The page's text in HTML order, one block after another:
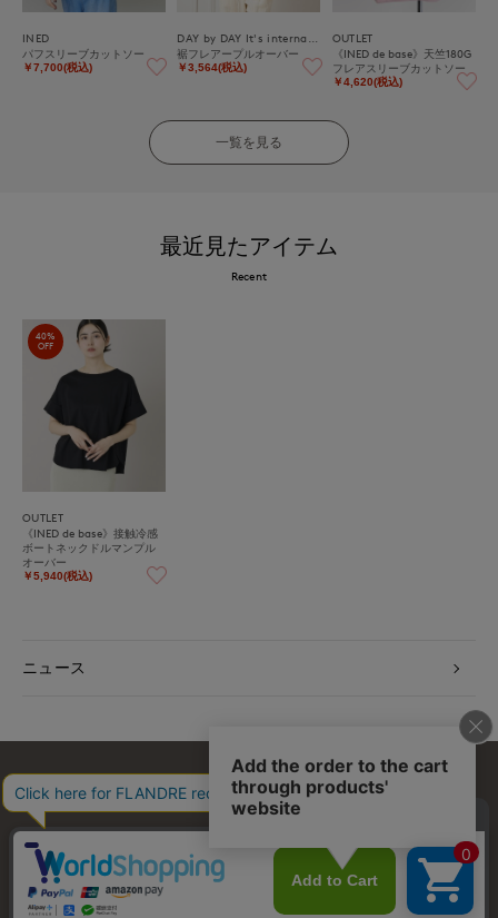
INED
パフスリーブカットソー
￥7,700(税込)
裾フレアープルオーバー
￥3,564(税込)
OUTLET
《INED de base》天竺180G
フレアスリーブカットソー
￥4,620(税込)
一覧を見る
最近見たアイテム
Recent
40%
OFF
OUTLET
《INED de base》接触冷感
ボートネックドルマンプル
オーバー
￥5,940(税込)
ニュース
お問い合わせ 利用規約 会社概要 プライバシーポリシー
特定商取引・古物営業法に基づく表示 店舗リスト